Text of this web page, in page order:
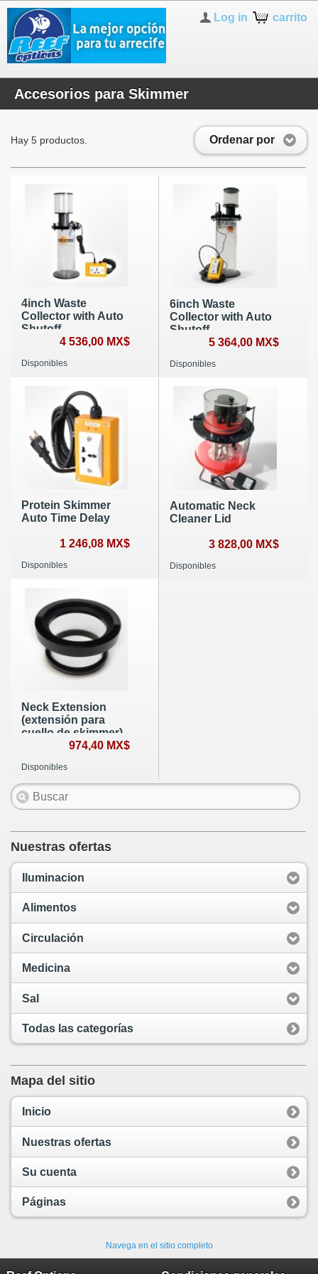
carrito
Log in
Accesorios para Skimmer
Ordenar por
Hay 5 productos.
4inch Waste
Collector with Auto
Shutoff
4 536,00 MX$
Disponibles
6inch Waste
Collector with Auto
Shutoff
5 364,00 MX$
Disponibles
Protein Skimmer
Auto Time Delay
1 246,08 MX$
Disponibles
Automatic Neck
Cleaner Lid
3 828,00 MX$
Disponibles
Neck Extension
(extensión para
cuello de skimmer)
974,40 MX$
Disponibles
Nuestras ofertas
Iluminacion
Alimentos
Circulación
Medicina
Sal
Todas las categorías
Mapa del sitio
Inicio
Nuestras ofertas
Su cuenta
Páginas
Navega en el sitio completo